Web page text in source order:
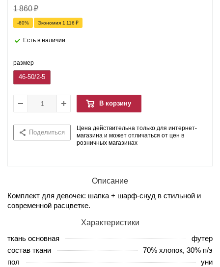
1 860₽
-60% Экономия 1 116 ₽
Есть в наличии
размер
46-50/2-5
В корзину
Поделиться
Цена действительна только для интернет-
магазина и может отличаться от цен в
розничных магазинах
Описание
Комплект для девочек: шапка + шарф-снуд в стильной и
современной расцветке.
Характеристики
ткань основная
футер
состав ткани
70% хлопок, 30% п/э
пол
уни